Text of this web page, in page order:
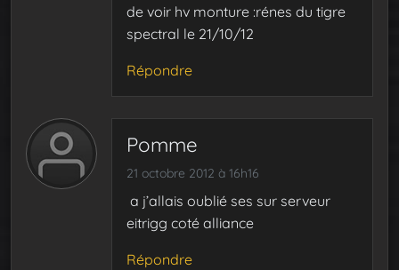
de voir hv monture :rénes du tigre
spectral le 21/10/12
Répondre
Pomme
21 octobre 2012 à 16h16
a j’allais oublié ses sur serveur
eitrigg coté alliance
Répondre